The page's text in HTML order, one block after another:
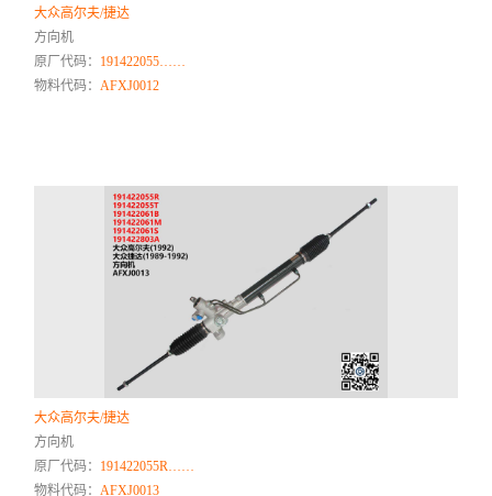
大众高尔夫/捷达
方向机
原厂代码： 191422055……
物料代码：AFXJ0012
大众高尔夫/捷达
方向机
原厂代码： 191422055R……
物料代码： AFXJ0013